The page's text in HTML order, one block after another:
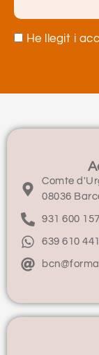
He llegit i
Comte
08036
931 600 157
639 610 441